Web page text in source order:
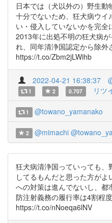
日本では（犬以外の）野生
十分でないため、狂犬病ウ
い・侵入していないかを完
2013年に出処不明の狂犬病
れ、同年清浄国認定から除外
https://t.co/Zbm2jLWihb
2022-04-21 16:38:37
1 2 0.707 リツ
1 @towano_yamanako
2 @mimachi
狂犬病清浄国っていっても
してるもんだと思った方が
への対策は進んでないし、
防注射義務の履行率は4割程
https://t.co/nNoeqa6lNV